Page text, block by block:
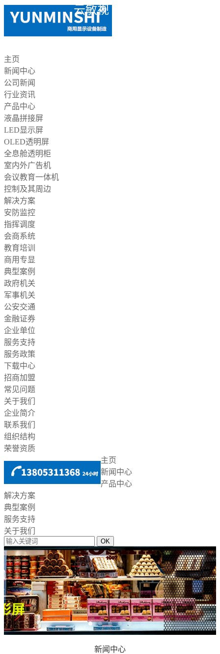
主页
新闻中心
公司新闻
行业资讯
产品中心
液晶拼接屏
LED显示屏
OLED透明屏
全息舱透明柜
室内外广告机
会议教育一体机
控制及其周边
解决方案
安防监控
指挥调度
会商系统
教育培训
商用专显
典型案例
政府机关
军事机关
公安交通
金融证券
企业单位
服务支持
服务政策
下载中心
招商加盟
常见问题
关于我们
企业简介
联系我们
组织结构
荣誉资质
主页
新闻中心
产品中心
解决方案
典型案例
服务支持
关于我们
云敏视
新闻中心